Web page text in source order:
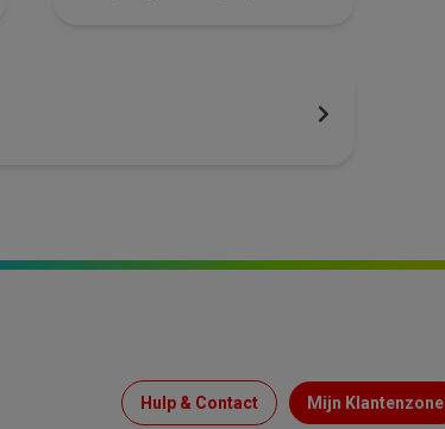
Menu
Hulp & Contact Mijn Klantenzone